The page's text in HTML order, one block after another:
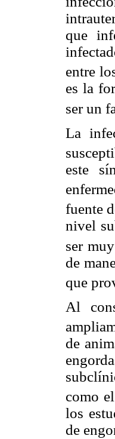
que
entre
es la
ser un
La
este
fuente
nivel
ser
de
que
Al
de
como
los
de